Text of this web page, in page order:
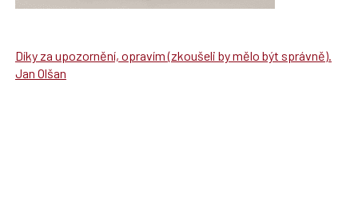
Díky za upozornění, opravím (zkoušeli by mělo být správně).
Jan Olšan